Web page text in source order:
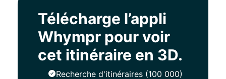
Télécharge l’appli
Whympr pour voir
cet itinéraire en 3D.
Recherche d'itinéraires (100 000)